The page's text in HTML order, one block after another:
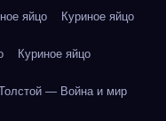
яйцо Куриное яйцо
Куриное яйцо
— Война и мир